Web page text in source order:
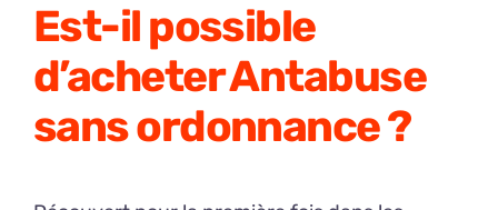
Est-il possible
d’acheter Antabuse
sans ordonnance ?